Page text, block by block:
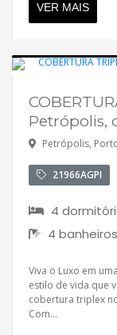
VER MAIS
Petrópolis,
Petrópolis,
21966AGPI
4
4 banheiros
Viva o Luxo em
estilo de vida que
cobertura triplex
Com...